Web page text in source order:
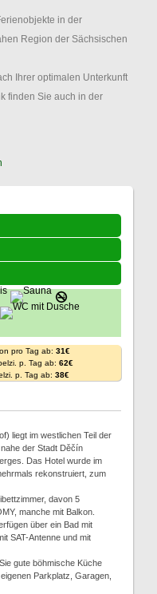
in der
Region der Sächsischen
Ihrer optimalen Unterkunft
finden Sie auch in der
pro Tag ab: 31€
p. Tag ab: 62€
p. Tag ab: 38€
liegt im westlichen Teil der
der Stadt Děčín
Das Hotel wurde im
rekonstruiert, zum
davon 5
manche mit Balkon.
über ein Bad mit
SAT-Antenne und mit
gute böhmische Küche
Parkplatz, Garagen,